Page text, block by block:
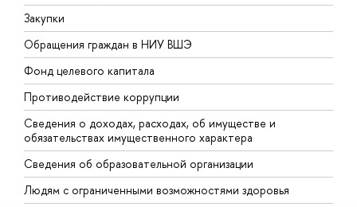
Закупки
Обращения граждан в НИУ ВШЭ
Фонд целевого капитала
Противодействие коррупции
Сведения о доходах, расходах, об имуществе и
обязательствах имущественного характера
Сведения об образовательной организации
Людям с ограниченными возможностями здоровья